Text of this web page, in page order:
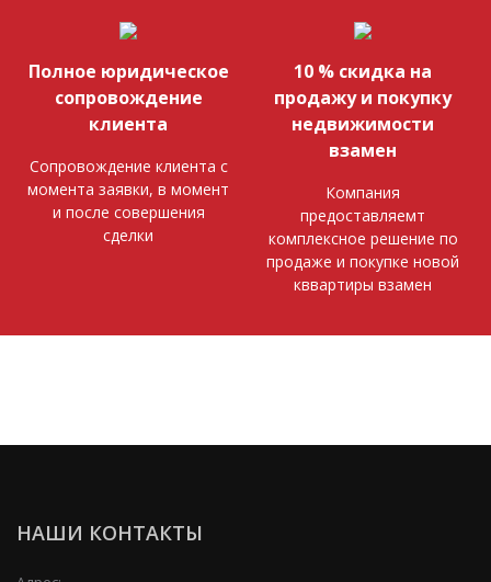
Полное юридическое
сопровождение
клиента
Сопровождение клиента с
момента заявки, в момент
и после совершения
сделки
10 % скидка на
продажу и покупку
недвижимости
взамен
Компания
предоставляемт
комплексное решение по
продаже и покупке новой
кввартиры взамен
НАШИ КОНТАКТЫ